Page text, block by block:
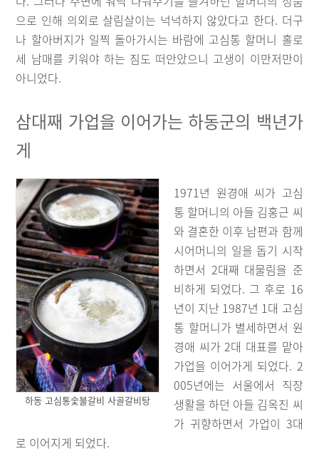
으로 인해 의외로 살림살이는 넉넉하지 않았다고 한다. 더구
나 할아버지가 일찍 돌아가시는 바람에 고심통 할머니 홀로
세 남매를 키워야 하는 짐도 떠안았으니 고생이 이만저만이
아니었다.
삼대째 가업을 이어가는 하동군의 백년가
게
하동 고심통숯불갈비 사골갈비탕
1971년 원경애 씨가 고심
통 할머니의 아들 김홍근 씨
와 결혼한 이후 남편과 함께
시어머니의 일을 돕기 시작
하면서 2대째 대물림을 준
비하게 되었다. 그 후로 16
년이 지난 1987년 1대 고심
통 할머니가 별세하면서 원
경애 씨가 2대 대표를 맡아
가업을 이어가게 되었다. 2
005년에는 서울에서 직장
생활을 하던 아들 김옥진 씨
가 귀향하면서 가업이 3대
로 이어지게 되었다.